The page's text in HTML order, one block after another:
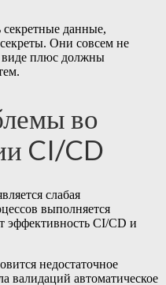
данные,
Они совсем не
виде плюс должны
во
CI/CD
слабая
выполняется
эффективность CI/CD и
недостаточное
валидаций автоматическое